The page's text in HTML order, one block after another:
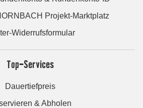
Projekt-Marktplatz
Widerrufsformular
Top-Services
Dauertiefpreis
& Abholen